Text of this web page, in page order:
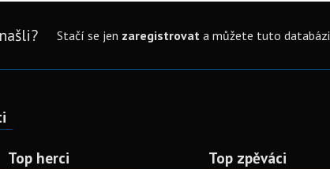
Stačí se jen zaregistrovata můžete tuto databázi
Top herci Top zpěváci